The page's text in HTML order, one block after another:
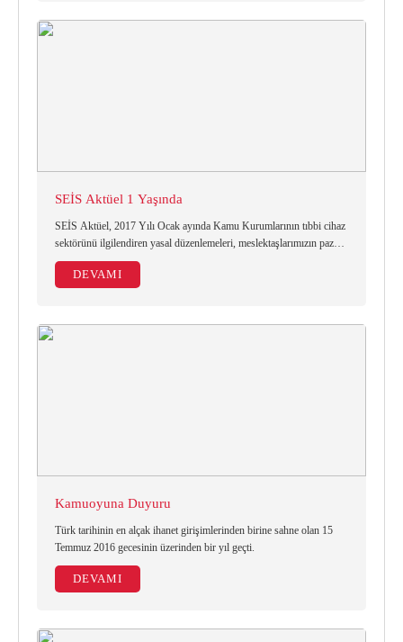
SEİS Aktüel 1 Yaşında
SEİS Aktüel, 2017 Yılı Ocak ayında Kamu Kurumlarının tıbbi cihaz
sektörünü ilgilendiren yasal düzenlemeleri, meslektaşlarımızın pazara
sunduğu ürün ve yenilikleri
DEVAMI
Kamuoyuna Duyuru
Türk tarihinin en alçak ihanet girişimlerinden birine sahne olan 15
Temmuz 2016 gecesinin üzerinden bir yıl geçti.
DEVAMI